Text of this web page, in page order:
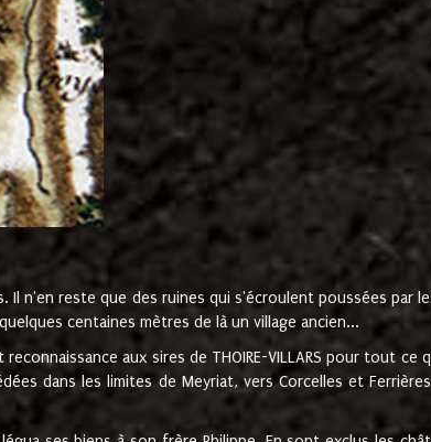
n'en reste que des ruines qui s'écroulent poussées par
centaines mètres de là un village ancien...
reconnaissance aux sires de THOIRE-VILLARS pour tout
dans les limites de Meyriat, vers Corcelles et